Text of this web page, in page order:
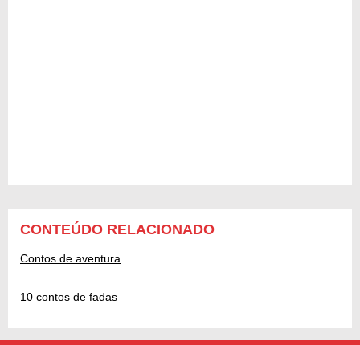
CONTEÚDO RELACIONADO
Contos de aventura
10 contos de fadas